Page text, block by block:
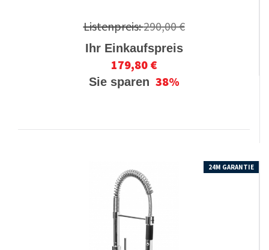
Listenpreis:290,00 €
Ihr Einkaufspreis
179,80 €
Sie sparen 38%
24M GARANTIE